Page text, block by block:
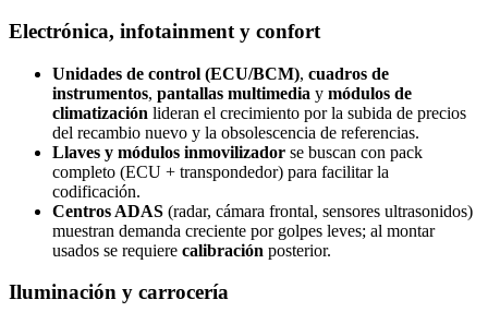
Electrónica, infotainment y confort
Unidades de control (ECU/BCM), cuadros de
instrumentos, pantallas multimedia y módulos de
climatización lideran el crecimiento por la subida de precios
del recambio nuevo y la obsolescencia de referencias.
Llaves y módulos inmovilizador se buscan con pack
completo (ECU + transpondedor) para facilitar la
codificación.
Centros ADAS (radar, cámara frontal, sensores ultrasonidos)
muestran demanda creciente por golpes leves; al montar
usados se requiere calibración posterior.
Iluminación y carrocería